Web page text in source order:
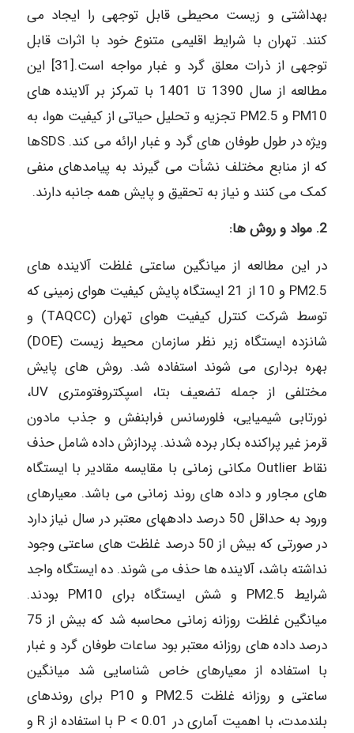
بهداشتی و زیست محیطی قابل توجهی را ایجاد می
کنند. تهران با شرایط اقلیمی متنوع خود با اثرات قابل
توجهی از ذرات معلق گرد و غبار مواجه است.[31] این
مطالعه از سال 1390 تا 1401 با تمرکز بر آلاینده های
PM10 و PM2.5 تجزیه و تحلیل حیاتی از کیفیت هوا، به
ویژه در طول طوفان های گرد و غبار ارائه می کند. SDSها
که از منابع مختلف نشأت می گیرند به پیامدهای منفی
کمک می کنند و نیاز به تحقیق و پایش همه جانبه دارند.
2. مواد و روش ها:
در این مطالعه از میانگین ساعتی غلظت آلاینده های
PM2.5 و 10 از 21 ایستگاه پایش کیفیت هوای زمینی که
توسط شرکت کنترل کیفیت هوای تهران (TAQCC) و
شانزده ایستگاه زیر نظر سازمان محیط زیست (DOE)
بهره برداری می شوند استفاده شد. روش های پایش
مختلفی از جمله تضعیف بتا، اسپکتروفتومتری UV،
نورتابی شیمیایی، فلورسانس فرابنفش و جذب مادون
قرمز غیر پراکنده بکار برده شدند. پردازش داده شامل حذف
نقاط Outlier مکانی زمانی با مقایسه مقادیر با ایستگاه
های مجاور و داده های روند زمانی می باشد. معیارهای
ورود به حداقل 50 درصد دادههای معتبر در سال نیاز دارد
در صورتی که بیش از 50 درصد غلظت های ساعتی وجود
نداشته باشد، آلاینده ها حذف می شوند. ده ایستگاه واجد
شرایط PM2.5 و شش ایستگاه برای PM10 بودند.
میانگین غلظت روزانه زمانی محاسبه شد که بیش از 75
درصد داده های روزانه معتبر بود ساعات طوفان گرد و غبار
با استفاده از معیارهای خاص شناسایی شد میانگین
ساعتی و روزانه غلظت PM2.5 و P10 برای روندهای
بلندمدت، با اهمیت آماری در 0.01 > P با استفاده از R و